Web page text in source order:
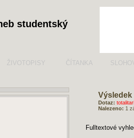
studentský
ŽIVOTOPISY ČÍTANKA
Výsledek
Dotaz:
Nalezeno: 1
Fulltextové